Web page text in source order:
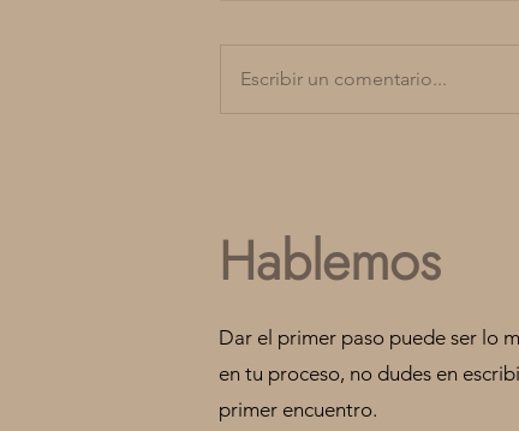
Escribir un comentario...
Hablemos
Dar el primer paso puede ser lo
en tu proceso, no dudes en
primer encuentro.